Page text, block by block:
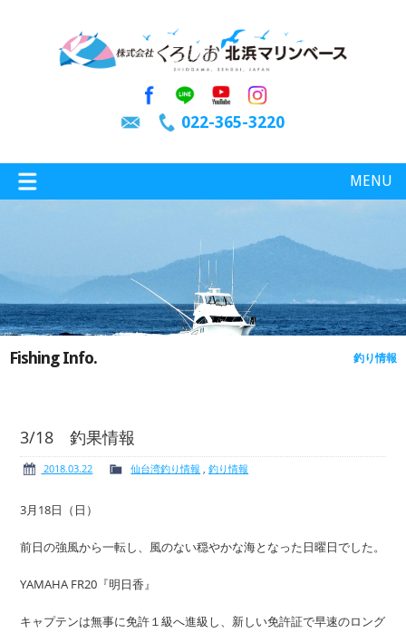
022-365-3220
MENU
特選情報
Fishing Info. 釣り情報
3/18 釣果情報
2018.03.22 仙台湾釣り情報 ,釣り情報
3月18日（日）
前日の強風から一転し、風のない穏やかな海となった日曜日でした。
YAMAHA FR20『明日香』
キャプテンは無事に免許１級へ進級し、新しい免許証で早速のロング